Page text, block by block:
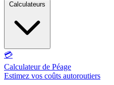
Calculateurs
💳
Calculateur de Péage
Estimez vos coûts autoroutiers